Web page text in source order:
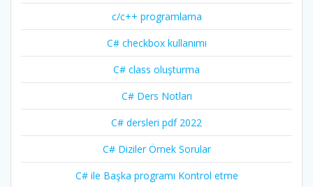
c/c++ programlama
C# checkbox kullanımı
C# class oluşturma
C# Ders Notları
C# dersleri pdf 2022
C# Diziler Örnek Sorular
C# ile Başka programı Kontrol etme